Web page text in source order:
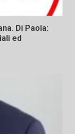
Di Paola:
ed